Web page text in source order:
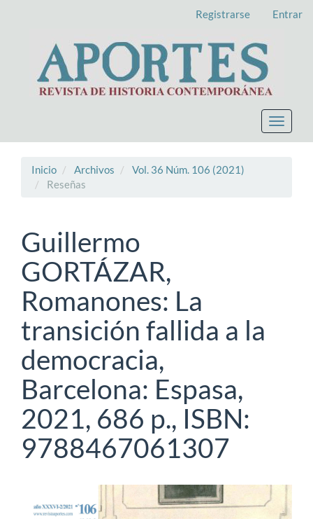
principal
Barra
lateral
Registrarse Entrar
Toggle
Inicio Archivos
Vol. 36 Núm. 106 (2021)
Reseñas
Guillermo
GORTÁZAR,
Romanones: La
transición fallida a la
democracia,
Barcelona: Espasa,
2021, 686 p., ISBN:
9788467061307